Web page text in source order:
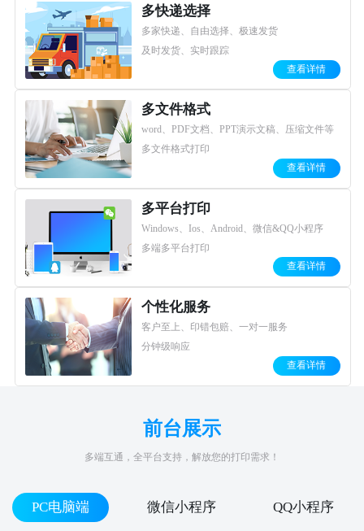
多快递选择
多家快递、自由选择、极速发货
及时发货、实时跟踪
查看详情
多文件格式
word、PDF文档、PPT演示文稿、压缩文件等
多文件格式打印
查看详情
多平台打印
Windows、Ios、Android、微信&QQ小程序
多端多平台打印
查看详情
个性化服务
客户至上、印错包赔、一对一服务
分钟级响应
查看详情
前台展示
多端互通，全平台支持，解放您的打印需求！
PC电脑端 微信小程序 QQ小程序